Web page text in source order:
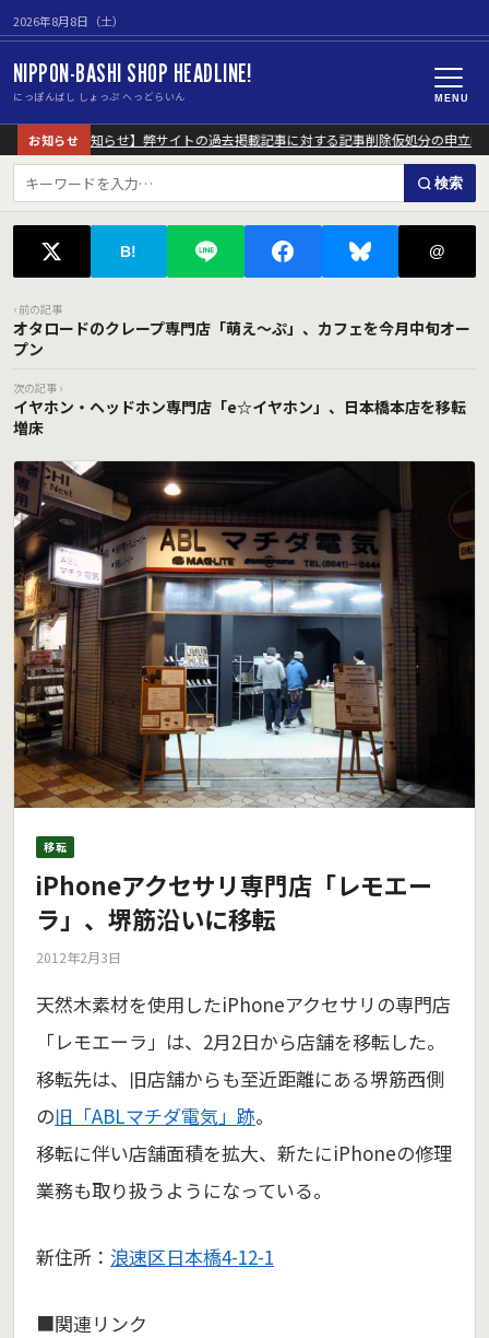
2026年8月8日（土）
NIPPON-BASHI SHOP HEADLINE!
にっぽんばし しょっぷ へっどらいん MENU
お知らせ
【重要なお知らせ】弊サイトの過去掲載記事に対する記事削除仮処分の申立に
検索
B! @
‹ 前の記事
オタロードのクレープ専門店「萌え～ぷ」、カフェを今月中旬オー
プン
次の記事 ›
イヤホン・ヘッドホン専門店「e☆イヤホン」、日本橋本店を移転
増床
移転
iPhoneアクセサリ専門店「レモエー
ラ」、堺筋沿いに移転
2012年2月3日
天然木素材を使用したiPhoneアクセサリの専門店
「レモエーラ」は、2月2日から店舗を移転した。
移転先は、旧店舗からも至近距離にある堺筋西側
の旧「ABLマチダ電気」跡。
移転に伴い店舗面積を拡大、新たにiPhoneの修理
業務も取り扱うようになっている。
新住所： 浪速区日本橋4-12-1
■関連リンク